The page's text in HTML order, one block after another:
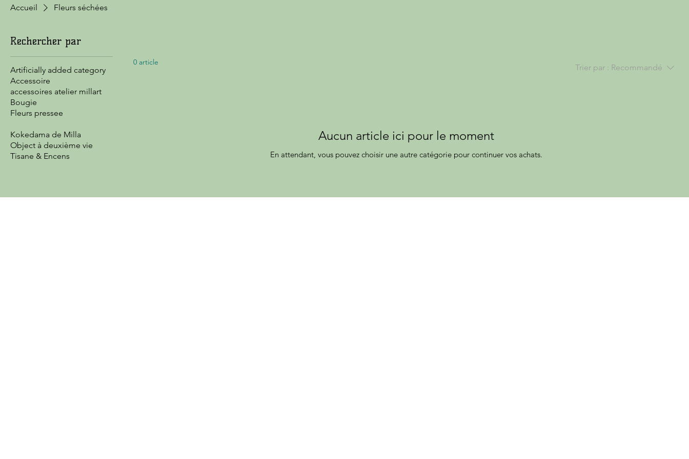
Accueil Fleurs séchées
Rechercher par
Artificially added category
Accessoire
accessoires atelier millart
Bougie
Fleurs pressee
Kokedama de Milla
Object à deuxième vie
Tisane & Encens
0 article
Trier par : Recommandé
Aucun article ici pour le moment
En attendant, vous pouvez choisir une autre catégorie pour continuer vos achats.